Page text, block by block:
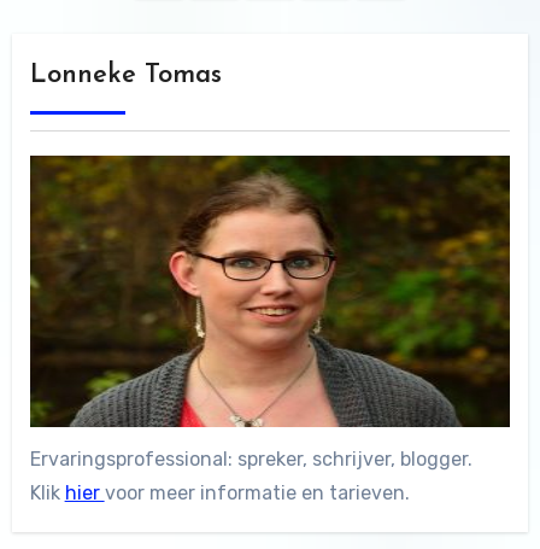
Lonneke Tomas
Ervaringsprofessional: spreker, schrijver, blogger.
Klik hier voor meer informatie en tarieven.